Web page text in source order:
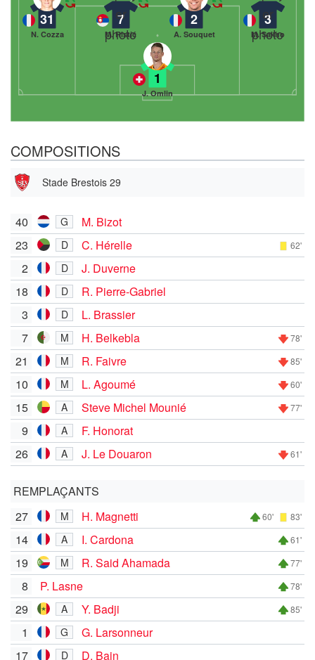
1
J. Omlin
31
N. Cozza
7
M. Ristić
2
A. Souquet
3
M. Sakho
COMPOSITIONS
Stade Brestois 29
40 G
M. Bizot
23
D C. Hérelle 62'
2 D
J. Duverne
18
D
R. Pierre-Gabriel
3
D
L. Brassier
7
M H. Belkebla 78'
21 M R. Faivre 85'
10 M L. Agoumé 60'
15 A Steve Michel Mounié 77'
9 A
F. Honorat
26
A J. Le Douaron 61'
REMPLAÇANTS
27
M H. Magnetti 60' 83'
14 A I. Cardona 61'
19 M R. Said Ahamada 77'
8 P. Lasne 78'
29 A Y. Badji 85'
1 G
G. Larsonneur
17
D D. Bain